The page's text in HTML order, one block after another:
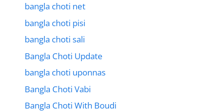
bangla choti net
bangla choti pisi
bangla choti sali
Bangla Choti Update
bangla choti uponnas
Bangla Choti Vabi
Bangla Choti With Boudi